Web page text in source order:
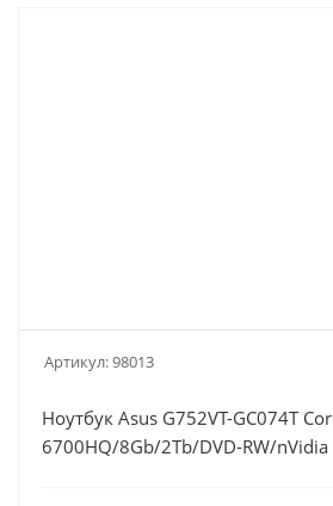
Артикул:98013
Ноутбук Asus G752VT-GC074T
6700HQ/8Gb/2Tb/DVD-RW/nVidia